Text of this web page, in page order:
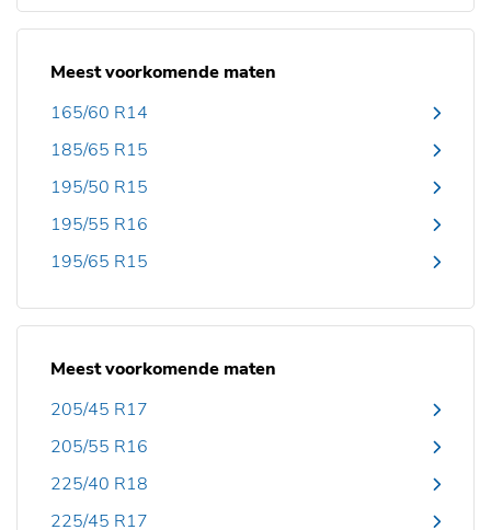
Meest voorkomende maten
165/60 R14
185/65 R15
195/50 R15
195/55 R16
195/65 R15
Meest voorkomende maten
205/45 R17
205/55 R16
225/40 R18
225/45 R17